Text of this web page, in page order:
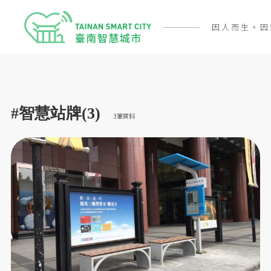
因人而生。
#智慧站牌(3) 3筆資料